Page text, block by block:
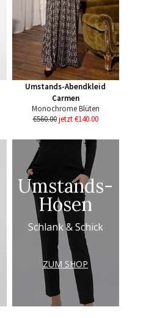
Umstands-Abendkleid
Carmen
Monochrome Blüten
€560.00 jetzt €140.00
Umstands-
Hosen
Schlank & Schick
ZUM SHOP